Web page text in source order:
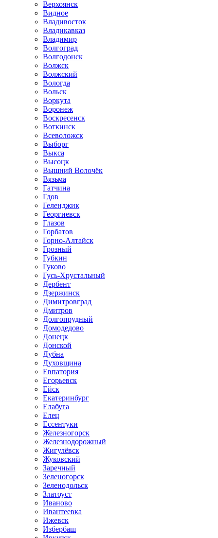
Верхоянск
Видное
Владивосток
Владикавказ
Владимир
Волгоград
Волгодонск
Волжск
Волжский
Вологда
Вольск
Воркута
Воронеж
Воскресенск
Воткинск
Всеволожск
Выборг
Выкса
Высоцк
Вышний Волочёк
Вязьма
Гатчина
Гдов
Геленджик
Георгиевск
Глазов
Горбатов
Горно-Алтайск
Грозный
Губкин
Гуково
Гусь-Хрустальный
Дербент
Дзержинск
Димитровград
Дмитров
Долгопрудный
Домодедово
Донецк
Донской
Дубна
Духовщина
Евпатория
Егорьевск
Ейск
Екатеринбург
Елабуга
Елец
Ессентуки
Железногорск
Железнодорожный
Жигулёвск
Жуковский
Заречный
Зеленогорск
Зеленодольск
Златоуст
Иваново
Ивантеевка
Ижевск
Избербаш